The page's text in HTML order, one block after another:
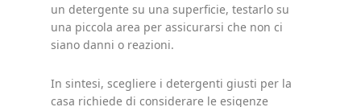
un detergente su una superficie, testarlo su
una piccola area per assicurarsi che non ci
siano danni o reazioni.
In sintesi, scegliere i detergenti giusti per la
casa richiede di considerare le esigenze